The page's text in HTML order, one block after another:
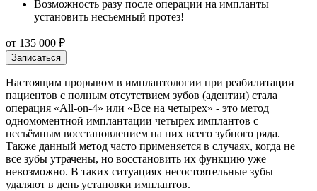
Возможность разу после операции на импланты
установить несъемный протез!
от 135 000 ₽
Записаться
Настоящим прорывом в имплантологии при реабилитации
пациентов с полным отсутствием зубов (адентии) стала
операция «All-on-4» или «Все на четырех» - это метод
одномоментной имплантации четырех имплантов с
несъёмным восстановлением на них всего зубного ряда.
Также данный метод часто применяется в случаях, когда не
все зубы утрачены, но восстановить их функцию уже
невозможно. В таких ситуациях несостоятельные зубы
удаляют в день установки имплантов.